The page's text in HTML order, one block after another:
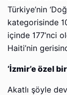
Türkiye’nin
kategorisinde
içinde 177’nci
Haiti’nin
‘İzmir’e özel
Akatlı şöyle